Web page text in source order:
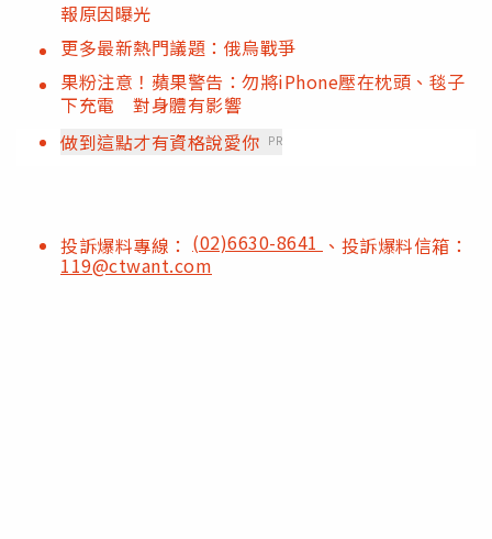
報原因曝光
更多最新熱門議題：俄烏戰爭
果粉注意！蘋果警告：勿將iPhone壓在枕頭、毯子
下充電 對身體有影響
做到這點才有資格說愛你 PR
投訴爆料專線： (02)6630-8641 、投訴爆料信箱：
119@ctwant.com